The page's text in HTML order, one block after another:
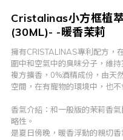
Cristalinas小方框植
(30ML)- -暖香茉莉
擁有CRISTALINAS專利配方，
圍中和空氣中的臭味分子，維持
複方擴香，0%酒精成份，由天
空間，在有寵物的環境中，也
香氣介紹：和一般版的茉莉香
略性。
是夏日傍晚，暖香浮動的親切香